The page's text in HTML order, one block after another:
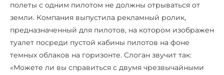
полеты с одним пилотом не должны отрываться от
земли. Компания выпустила рекламный ролик,
предназначенный для пилотов, на котором изображен
туалет посреди пустой кабины пилотов на фоне
темных облаков на горизонте. Слоган звучит так:
«Можете ли вы справиться с двумя чрезвычайными